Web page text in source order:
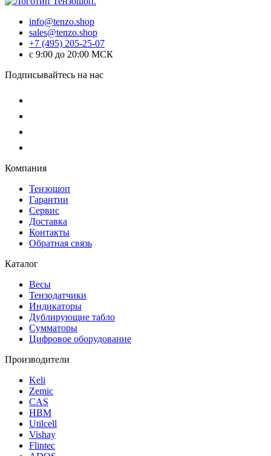
info@tenzo.shop
sales@tenzo.shop
+7 (495) 205-25-07
с 9:00 до 20:00 МСК
Подписывайтесь на нас
Компания
Тензошоп
Гарантии
Сервис
Доставка
Контакты
Обратная связь
Каталог
Весы
Тензодатчики
Индикаторы
Дублирующие табло
Сумматоры
Цифровое оборудование
Производители
Keli
Zemic
CAS
HBM
Utilcell
Vishay
Flintec